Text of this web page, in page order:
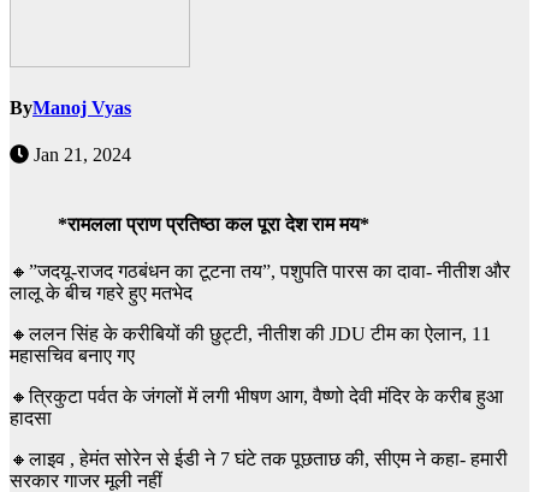
ByManoj Vyas
Jan 21, 2024
*रामलला प्राण प्रतिष्ठा कल पूरा देश राम मय*
🔸”जदयू-राजद गठबंधन का टूटना तय”, पशुपति पारस का दावा- नीतीश और
लालू के बीच गहरे हुए मतभेद
🔸ललन सिंह के करीबियों की छुट्टी, नीतीश की JDU टीम का ऐलान, 11
महासचिव बनाए गए
🔸त्रिकुटा पर्वत के जंगलों में लगी भीषण आग, वैष्णो देवी मंदिर के करीब हुआ
हादसा
🔸लाइव , हेमंत सोरेन से ईडी ने 7 घंटे तक पूछताछ की, सीएम ने कहा- हमारी
सरकार गाजर मूली नहीं